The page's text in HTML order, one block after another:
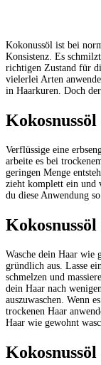
Kokonussöl ist bei
Konsistenz. Es schmilzt
richtigen Zustand für
vielerlei Arten
in Haarkuren. Doch der
Kokosnussöl
Verflüssige eine
arbeite es bei
geringen Menge
zieht komplett ein und
du diese Anwendung so
Kokosnussöl
Wasche dein Haar wie
gründlich aus. Lasse
schmelzen und massiere
dein Haar nach
auszuwaschen. Wenn es
trockenen Haar
Haar wie gewohnt
Kokosnussöl